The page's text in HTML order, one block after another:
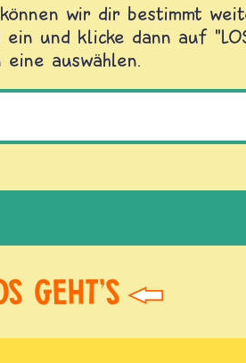
wir dir bestimmt
und klicke dann auf
auswählen.